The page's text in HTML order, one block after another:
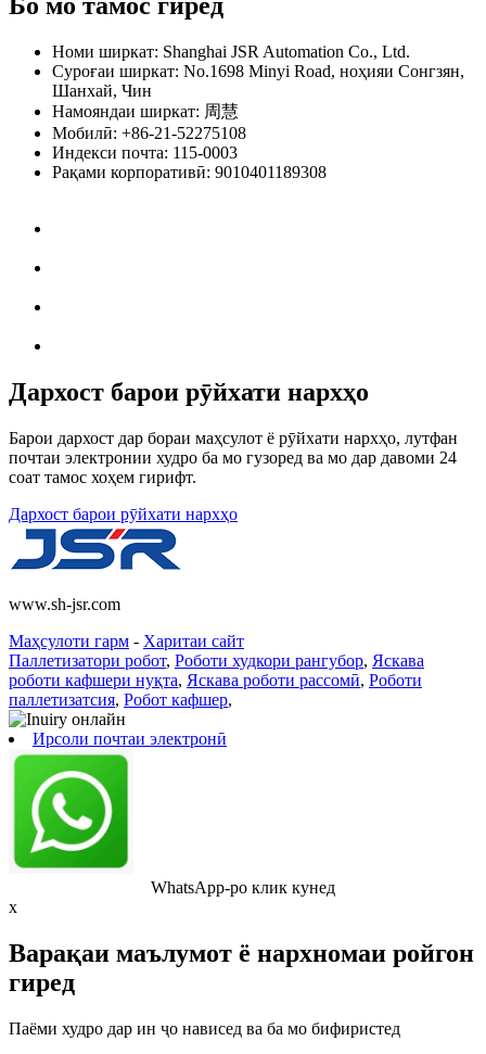
Бо мо тамос гиред
Номи ширкат: Shanghai JSR Automation Co., Ltd.
Суроғаи ширкат: No.1698 Minyi Road, ноҳияи Сонгзян,
Шанхай, Чин
Намояндаи ширкат: 周慧
Мобилӣ: +86-21-52275108
Индекси почта: 115-0003
Рақами корпоративӣ: 9010401189308
Дархост барои рӯйхати нархҳо
Барои дархост дар бораи маҳсулот ё рӯйхати нархҳо, лутфан
почтаи электронии худро ба мо гузоред ва мо дар давоми 24
соат тамос хоҳем гирифт.
Дархост барои рӯйхати нархҳо
www.sh-jsr.com
Маҳсулоти гарм - Харитаи сайт
Паллетизатори робот, Роботи худкори рангубор, Яскава
роботи кафшери нуқта, Яскава роботи рассомӣ, Роботи
паллетизатсия, Робот кафшер,
Ирсоли почтаи электронӣ
WhatsApp-ро клик кунед
x
Варақаи маълумот ё нархномаи ройгон
гиред
Паёми худро дар ин ҷо нависед ва ба мо бифиристед